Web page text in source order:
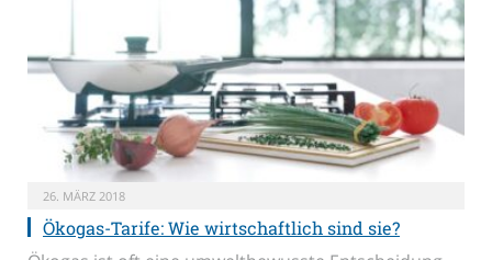
26. MÄRZ 2018
Ökogas-Tarife: Wie wirtschaftlich sind sie?